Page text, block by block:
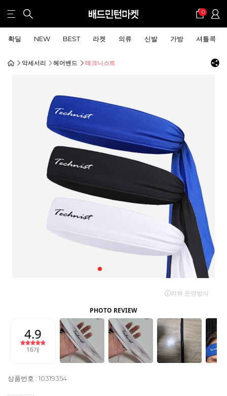
0
확딜 NEW BEST 라켓 의류 신발 가방 셔틀콕
악세서리 헤어밴드 테크니스트
상품번호 : 10319354